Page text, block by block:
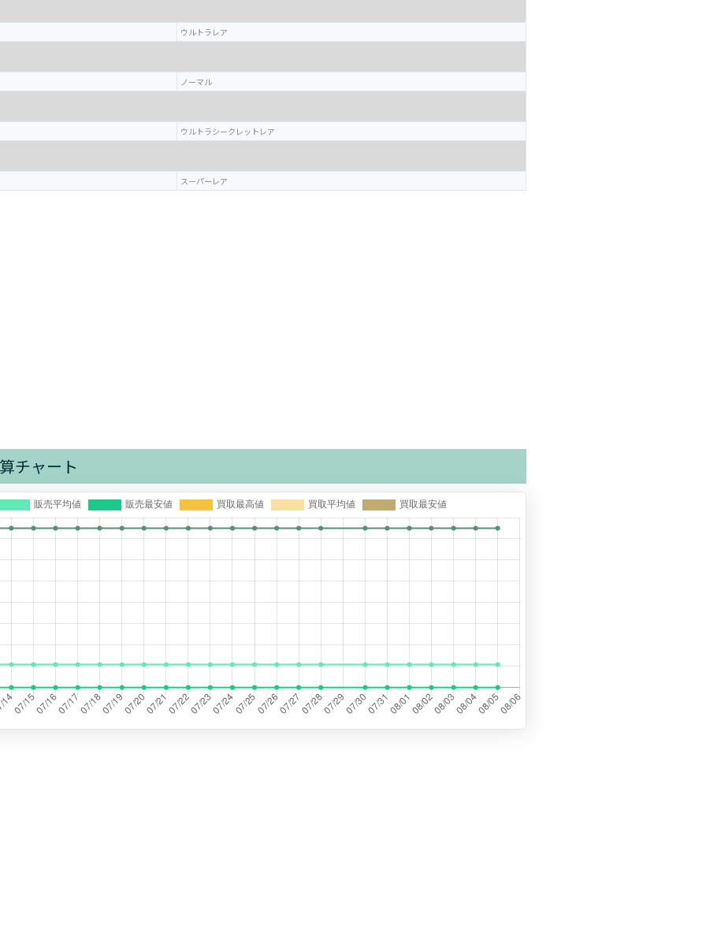
ウルトラレア
ノーマル
ウルトラシークレットレア
スーパーレア
チャート